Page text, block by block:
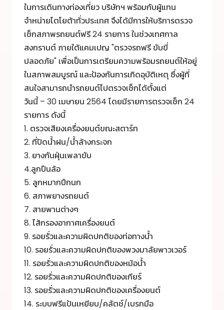
ในการเดินทางท่องเที่ยว บริษัทฯ พร้อมกับผู้แทน
จำหน่ายโตโยต้าทั่วประเทศ จึงได้มีการให้บริการตรวจ
เช็กสภาพรถยนต์ฟรี 24 รายการ ในช่วงเทศกาล
สงกรานต์ ภายใต้แคมเปญ "ตรวจรถฟรี ขับขี่
ปลอดภัย" เพื่อเป็นการเตรียมความพร้อมรถยนต์ให้อยู่
ในสภาพสมบูรณ์ และป้องกันการเกิดอุบัติเหตุ ซึ่งผู้ที่
สนใจสามารถนำรถยนต์ไปตรวจเช็กได้ตั้งแต่
วันนี้ – 30 เมษายน 2564 โดยมีรายการตรวจเช็ก 24
รายการ ดังนี้
1. ตรวจเสียงเครื่องยนต์ขณะสตาร์ท
2. ที่ปัดน้ำฝน/น้ำล้างกระจก
3. ยางกันฝุ่นเพลาขับ
4.ลูกปืนล้อ
5. ลูกหมากปีกนก
6. สภาพยางรถยนต์
7. สายพานต่างๆ
8. ไส้กรองอากาศเครื่องยนต์
9. รอยรั่วและความผิดปกติของท่อทางน้ำ
10. รอยรั่วและความผิดปกติของพวงมาลัยพาวเวอร์
11. รอยรั่วและความผิดปกติของหม้อน้ำ
12. รอยรั่วและความผิดปกติของเกียร์
13. รอยรั่วและความผิดปกติของเครื่องยนต์
14. ระบบฟรีแป้นเหยียบ/คลัตช์/เบรกมือ